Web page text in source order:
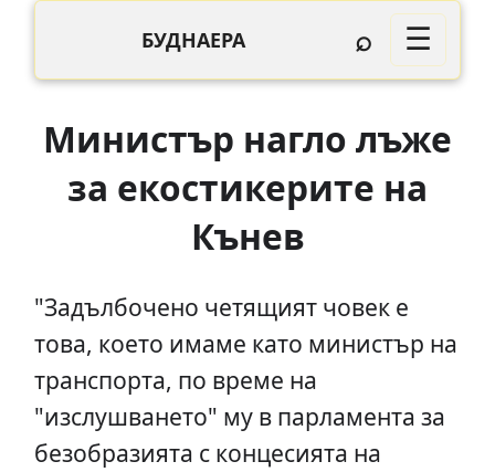
БУДНАЕРА ⌕ ☰
Министър нагло лъже
за екостикерите на
Кънев
"Задълбочено четящият човек е
това, което имаме като министър на
транспорта, по време на
"изслушването" му в парламента за
безобразията с концесията на